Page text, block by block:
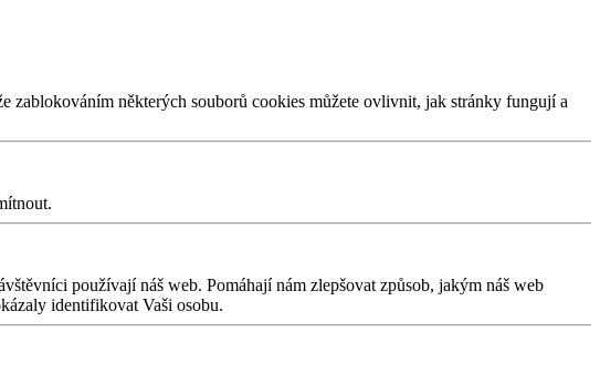
zablokováním některých souborů cookies můžete ovlivnit, jak stránky fungují a
používají náš web. Pomáhají nám zlepšovat způsob, jakým náš web
identifikovat Vaši osobu.